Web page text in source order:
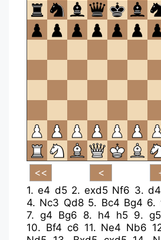
te
openen.
1.e4 d5 2. exd5 Nf6 3. d4
4. Nc3 Qd8 5. Bc4 Bg4 6.
7. g4 Bg6 8. h4 h5 9. g5
10. Bf4 c6 11. Ne4 Nb6